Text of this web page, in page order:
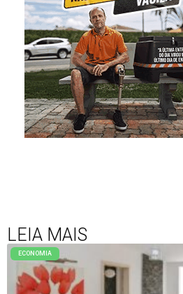
LEIA MAIS
ECONOMIA